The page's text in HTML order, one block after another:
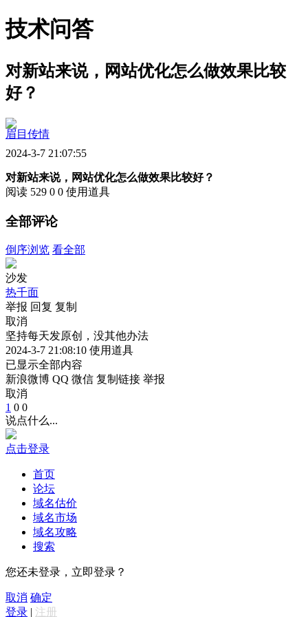
技术问答
对新站来说，网站优化怎么做效果比较
好？
眉目传情
2024-3-7 21:07:55
对新站来说，网站优化怎么做效果比较好？
阅读 529 0 0 使用道具
全部评论
倒序浏览 看全部
沙发
热千面
举报 回复 复制
取消
坚持每天发原创，没其他办法
2024-3-7 21:08:10 使用道具
已显示全部内容
新浪微博 QQ 微信 复制链接 举报
取消
1 0 0
说点什么...
点击登录
首页
论坛
域名估价
域名市场
域名攻略
搜索
您还未登录，立即登录？
取消 确定
登录 | 注册